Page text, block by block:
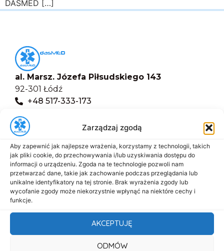
Zarządzaj zgodą
Aby zapewnić jak najlepsze wrażenia, korzystamy z technologii, takich
jak pliki cookie, do przechowywania i/lub uzyskiwania dostępu do
informacji o urządzeniu. Zgoda na te technologie pozwoli nam
przetwarzać dane, takie jak zachowanie podczas przeglądania lub
unikalne identyfikatory na tej stronie. Brak wyrażenia zgody lub
wycofanie zgody może niekorzystnie wpłynąć na niektóre cechy i
funkcje.
AKCEPTUJĘ
ODMÓW
DASMED […]
al. Marsz. Józefa Piłsudskiego 143
92-301 Łódź
+48 517-333-173
biuro@dasmed.pl
Menu
Start
O nas
Oferta
Cennik
Kontakt